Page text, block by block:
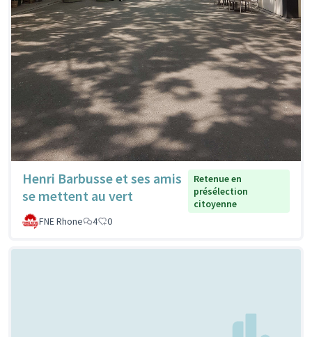
Henri Barbusse et ses amis
se mettent au vert
Retenue en
présélection
citoyenne
FNE Rhone
4 0